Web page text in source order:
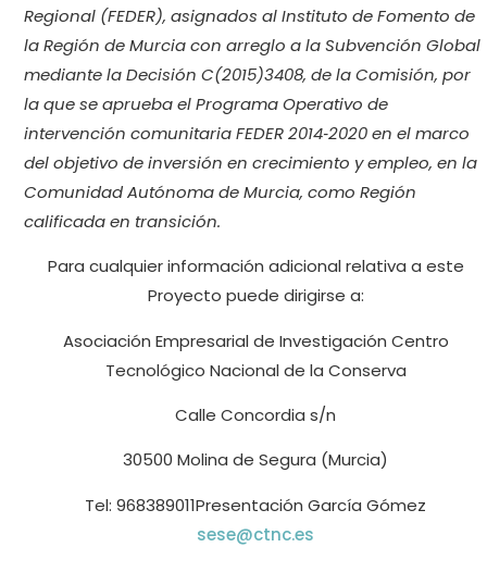
Regional (FEDER), asignados al Instituto de Fomento de
la Región de Murcia con arreglo a la Subvención Global
mediante la Decisión C(2015)3408, de la Comisión, por
la que se aprueba el Programa Operativo de
intervención comunitaria FEDER 2014‐2020 en el marco
del objetivo de inversión en crecimiento y empleo, en la
Comunidad Autónoma de Murcia, como Región
calificada en transición.
Para cualquier información adicional relativa a este
Proyecto puede dirigirse a:
Asociación Empresarial de Investigación Centro
Tecnológico Nacional de la Conserva
Calle Concordia s/n
30500 Molina de Segura (Murcia)
Tel: 968389011Presentación García Gómez
sese@ctnc.es